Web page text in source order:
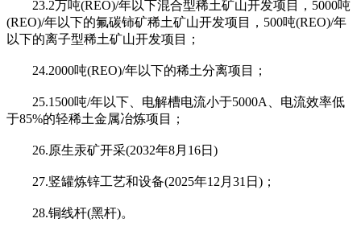
23.2万吨(REO)/年以下混合型稀土矿山开发项目，5000吨
(REO)/年以下的氟碳铈矿稀土矿山开发项目，500吨(REO)/年
以下的离子型稀土矿山开发项目；
24.2000吨(REO)/年以下的稀土分离项目；
25.1500吨/年以下、电解槽电流小于5000A、电流效率低
于85%的轻稀土金属冶炼项目；
26.原生汞矿开采(2032年8月16日)
27.竖罐炼锌工艺和设备(2025年12月31日)；
28.铜线杆(黑杆)。